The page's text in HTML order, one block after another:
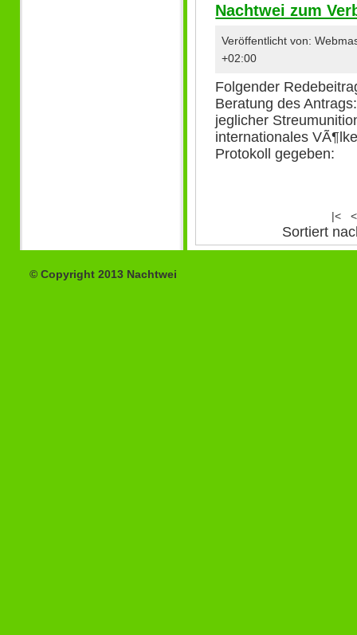
Nachtwei zum
Veröffentlicht von:
+02:00
Folgender
Beratung des
jeglicher
internationales
Protokoll gegeben:
|< <
Sortiert
© Copyright 2013 Nachtwei